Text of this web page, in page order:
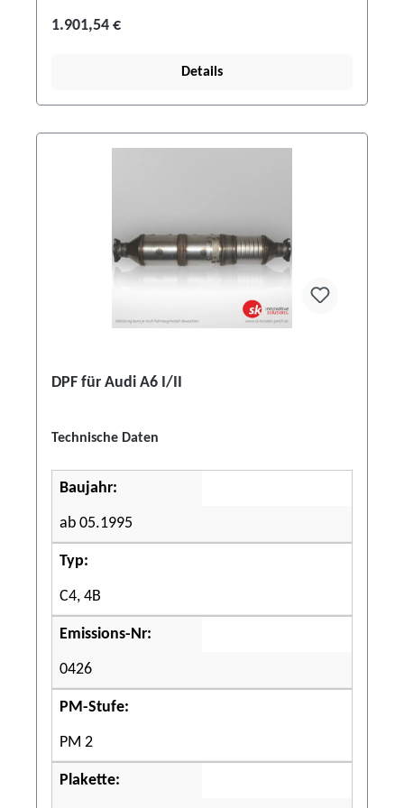
1.901,54 €
Details
DPF für Audi A6 I/II
Technische Daten
Baujahr:
ab 05.1995
Typ:
C4, 4B
Emissions-Nr:
0426
PM-Stufe:
PM 2
Plakette: